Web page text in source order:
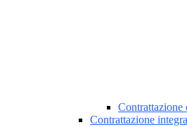
Contrattazione
Contrattazione